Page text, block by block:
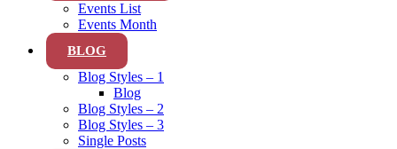
Events List
Events Month
BLOG
Blog Styles – 1
Blog
Blog Styles – 2
Blog Styles – 3
Single Posts